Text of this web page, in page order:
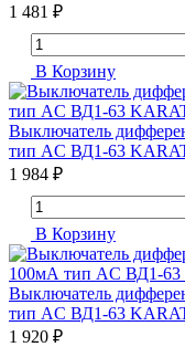
1 481 ₽
В Корзину
Выключатель
тип AC ВД1-63
1 984 ₽
В Корзину
Выключатель
тип AC ВД1-63
1 920 ₽